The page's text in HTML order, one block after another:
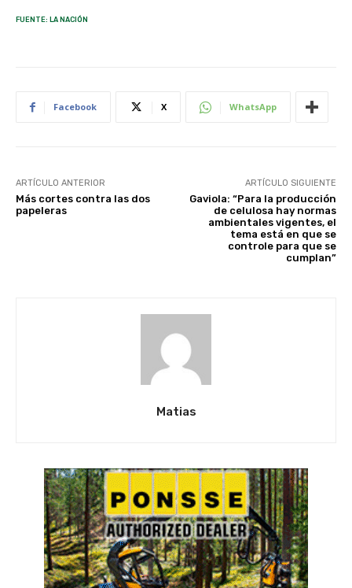
FUENTE: LA NACIÓN
Facebook X WhatsApp
ARTÍCULO ANTERIOR
Más cortes contra las dos
papeleras
ARTÍCULO SIGUIENTE
Gaviola: “Para la producción
de celulosa hay normas
ambientales vigentes, el
tema está en que se
controle para que se
cumplan”
Matias